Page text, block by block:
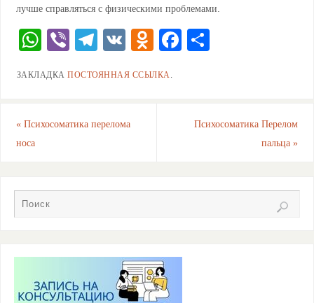
лучше справляться с физическими проблемами.
W
at
A
Vi
er
T
e
a
V O
n
ni
F
b
k
О
ть
ЗАКЛАДКАПОСТОЯННАЯ ССЫЛКА.
«Психосоматика перелома
носа
Психосоматика Перелом
пальца»